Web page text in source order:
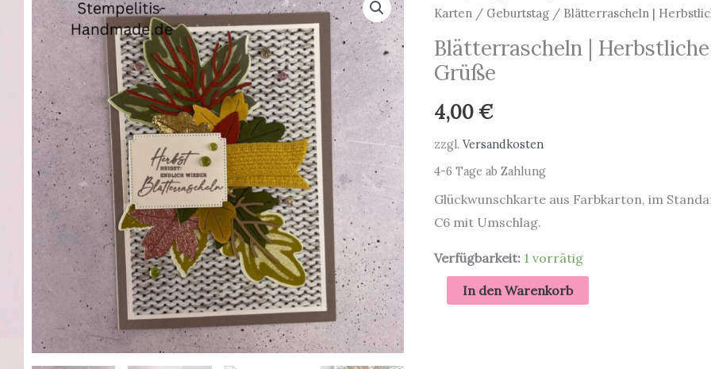
Karten/ Geburtstag/ Blätterrascheln |
Blätterrascheln | Herbstliche
Grüße
4,00€
zzgl. Versandkosten
4-6 Tage ab Zahlung
Glückwunschkarte aus Farbkarton, im
C6 mit Umschlag.
Verfügbarkeit: 1 vorrätig
Blätterrascheln
In den Warenkorb